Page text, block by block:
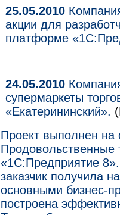
25.05.2010
акции для
платформе
24.05.2010
супермаркеты
«Екатерининский».
Проект выполнен на
«1С:Предприятие
заказчик получила
основными бизнес-
построена